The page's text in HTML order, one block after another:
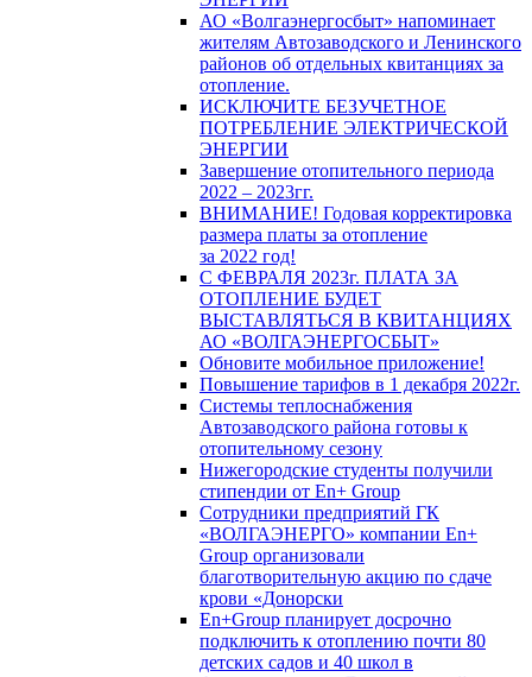
АО «Волгаэнергосбыт» напоминает
жителям Автозаводского и Ленинского
районов об отдельных квитанциях за
отопление.
ИСКЛЮЧИТЕ БЕЗУЧЕТНОЕ
ПОТРЕБЛЕНИЕ ЭЛЕКТРИЧЕСКОЙ
ЭНЕРГИИ
Завершение отопительного периода
2022 – 2023гг.
ВНИМАНИЕ! Годовая корректировка
размера платы за отопление
за 2022 год!
С ФЕВРАЛЯ 2023г. ПЛАТА ЗА
ОТОПЛЕНИЕ БУДЕТ
ВЫСТАВЛЯТЬСЯ В КВИТАНЦИЯХ
АО «ВОЛГАЭНЕРГОСБЫТ»
Обновите мобильное приложение!
Повышение тарифов в 1 декабря 2022г.
Системы теплоснабжения
Автозаводского района готовы к
отопительному сезону
Нижегородские студенты получили
стипендии от En+ Group
Сотрудники предприятий ГК
«ВОЛГАЭНЕРГО» компании En+
Group организовали
благотворительную акцию по сдаче
крови «Донорски
En+Group планирует досрочно
подключить к отоплению почти 80
детских садов и 40 школ в